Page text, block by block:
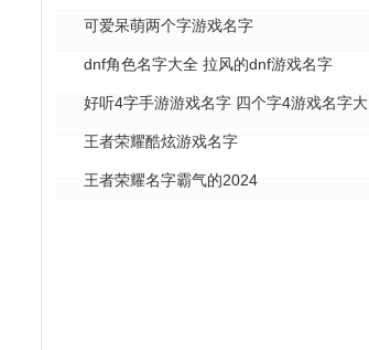
可爱呆萌两个字游戏名字
dnf角色名字大全 拉风的dnf游戏名字
好听4字手游游戏名字 四个字4游戏名字大
全
王者荣耀酷炫游戏名字
王者荣耀名字霸气的2024